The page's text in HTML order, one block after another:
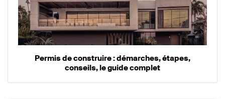
Permis de construire : démarches, étapes,
conseils, le guide complet